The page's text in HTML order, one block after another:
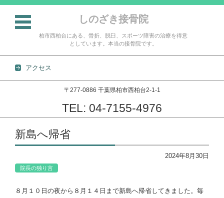
しのざき接骨院
柏市西柏台にある、骨折、脱臼、スポーツ障害の治療を得意
としています。本当の接骨院です。
アクセス
〒277-0886 千葉県柏市西柏台2-1-1
TEL: 04-7155-4976
コンテンツに移動
新島へ帰省
2024年8月30日
院長の独り言
８月１０日の夜から８月１４日まで新島へ帰省してきました。毎